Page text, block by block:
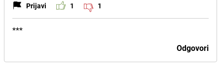
Prijavi 1 1
***
Odgovori